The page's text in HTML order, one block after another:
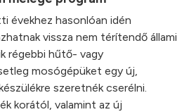
évekhez hasonlóan idén
vissza nem térítendő állami
régebbi hűtő- vagy
mosógépüket egy új,
szeretnék cserélni.
korától, valamint az új